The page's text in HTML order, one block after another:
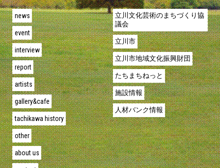
news
event
interview
report
artists
gallery&cafe
tachikawa history
other
about us
立川文化芸術のまちづくり協
議会
立川市
立川市地域文化振興財団
たちまちねっと
施設情報
人材バンク情報